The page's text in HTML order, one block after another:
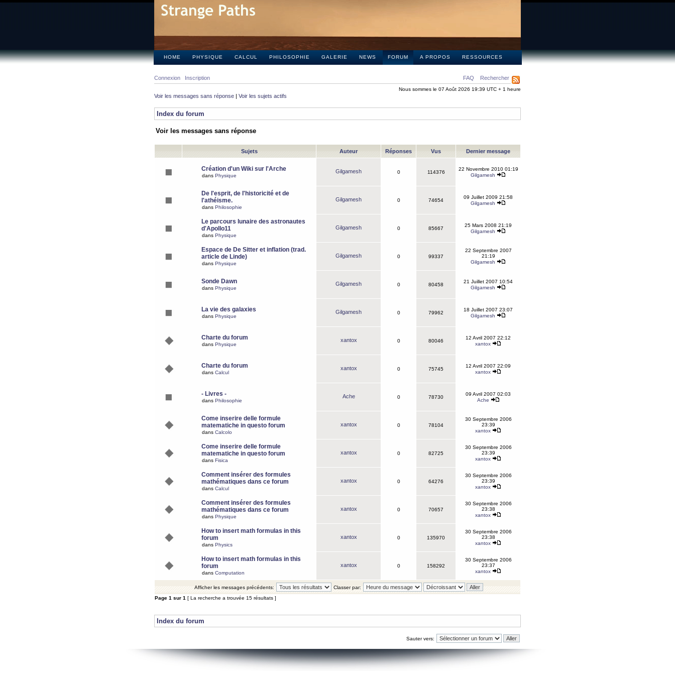
HOME PHYSIQUE CALCUL PHILOSOPHIE GALERIE NEWS FORUM A PROPOS RESSOURCES
FAQ Rechercher
Connexion Inscription
Nous sommes le 07 Août 2026 19:39 UTC + 1 heure
Voir les messages sans réponse | Voir les sujets actifs
Index du forum
Voir les messages sans réponse
Sujets Auteur Réponses Vus Dernier message
Création d'un Wiki sur l'Arche
dans Physique
Gilgamesh 0 114376
22 Novembre 2010 01:19
Gilgamesh
De l'esprit, de l'historicité et de
l'athéisme.
dans Philosophie
Gilgamesh 0 74654
09 Juillet 2009 21:58
Gilgamesh
Le parcours lunaire des astronautes
d'Apollo11
dans Physique
Gilgamesh 0 85667
25 Mars 2008 21:19
Gilgamesh
Espace de De Sitter et inflation (trad.
article de Linde)
dans Physique
Gilgamesh 0 99337
22 Septembre 2007
21:19
Gilgamesh
Sonde Dawn
dans Physique
Gilgamesh 0 80458
21 Juillet 2007 10:54
Gilgamesh
La vie des galaxies
dans Physique
Gilgamesh 0 79962
18 Juillet 2007 23:07
Gilgamesh
Charte du forum
dans Physique
xantox 0 80046
12 Avril 2007 22:12
xantox
Charte du forum
dans Calcul
xantox 0 75745
12 Avril 2007 22:09
xantox
- Livres -
dans Philosophie
Ache 0 78730
09 Avril 2007 02:03
Ache
Come inserire delle formule
matematiche in questo forum
dans Calcolo
xantox 0 78104
30 Septembre 2006
23:39
xantox
Come inserire delle formule
matematiche in questo forum
dans Fisica
xantox 0 82725
30 Septembre 2006
23:39
xantox
Comment insérer des formules
mathématiques dans ce forum
dans Calcul
xantox 0 64276
30 Septembre 2006
23:39
xantox
Comment insérer des formules
mathématiques dans ce forum
dans Physique
xantox 0 70657
30 Septembre 2006
23:38
xantox
How to insert math formulas in this
forum
dans Physics
xantox 0 135970
30 Septembre 2006
23:38
xantox
How to insert math formulas in this
forum
dans Computation
xantox 0 158292
30 Septembre 2006
23:37
xantox
Afficher les messages précédents:
Classer par:
Page 1 sur 1 [ La recherche a trouvée 15 résultats ]
Index du forum
Sauter vers: